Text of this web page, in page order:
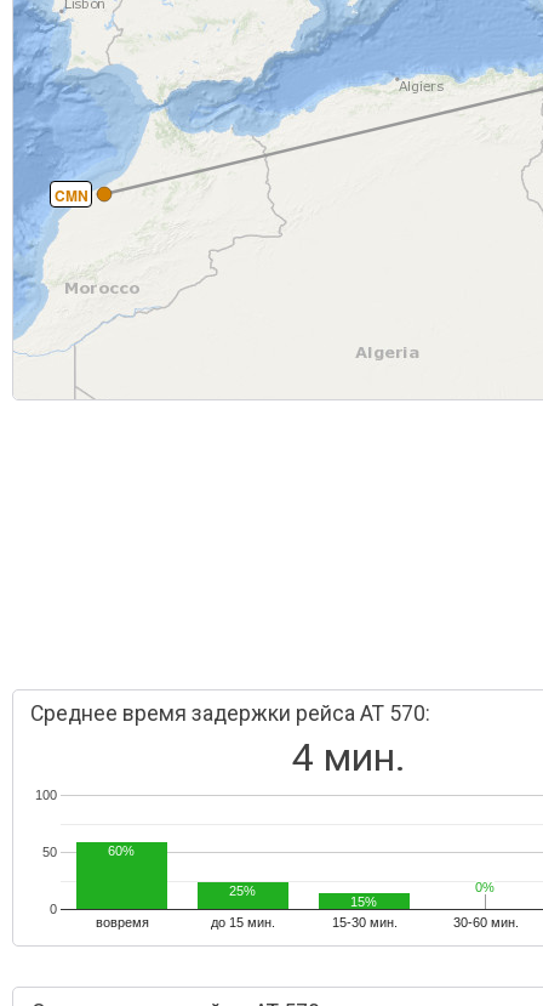
CMN
Среднее время задержки рейса AT 570:
4 мин.
вовремя до 15 мин. 15-30 мин. 30-60 мин.
0
50
100
60%
25%
15%
0%
0%